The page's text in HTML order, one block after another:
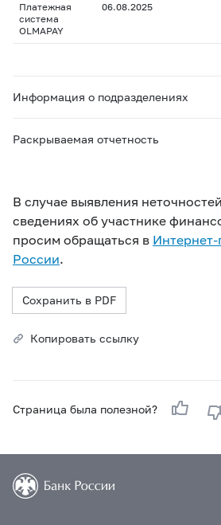
Платежная
система
OLMAPAY
06.08.2025
Информация о подразделениях
Раскрываемая отчетность
В случае выявления
сведениях об участнике
просим обращаться в
России.
Сохранить в PDF
Копировать ссылку
Страница была полезной?